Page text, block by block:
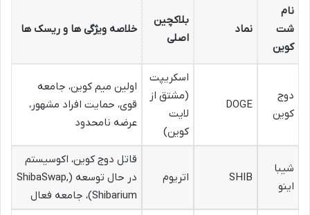
نام
شت
کوین
نماد
بلاکچین
اصلی
خلاصه ویژگی ها و ریسک ها
دوج
کوین
DOGE
اسکریپت
(مشتق از
لایت
کوین)
اولین میم کوین، جامعه
قوی، حمایت افراد مشهور،
عرضه نامحدود
شیبا
اینو
SHIB اتریوم
قاتل دوج کوین، اکوسیستم
در حال توسعه (ShibaSwap,
Shibarium)، جامعه فعال